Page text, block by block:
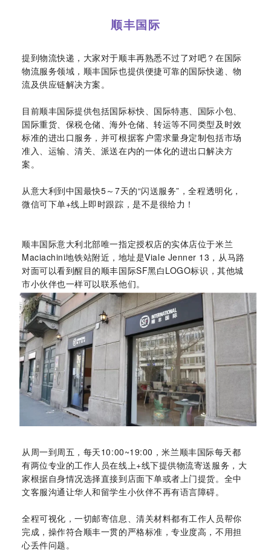
顺丰国际
提到物流快递，大家对于顺丰再熟悉不过了对吧？在国际
物流服务领域，顺丰国际也提供便捷可靠的国际快递、物
流及供应链解决方案。
目前顺丰国际提供包括国际标快、国际特惠、国际小包、
国际重货、保税仓储、海外仓储、转运等不同类型及时效
标准的进出口服务，并可根据客户需求量身定制包括市场
准入、运输、清关、派送在内的一体化的进出口解决方
案。
从意大利到中国最快5～7天的“闪送服务”，全程透明化，
微信可下单+线上即时跟踪，是不是很给力！
顺丰国际意大利北部唯一指定授权店的实体店位于米兰
Maciachini地铁站附近，地址是Viale Jenner 13，从马路
对面可以看到醒目的顺丰国际SF黑白LOGO标识，其他城
市小伙伴也一样可以联系他们。
从周一到周五，每天10:00~19:00，米兰顺丰国际每天都
有两位专业的工作人员在线上+线下提供物流寄送服务，大
家根据自身情况选择直接到店面下单或者上门提货。全中
文客服沟通让华人和留学生小伙伴不再有语言障碍。
全程可视化，一切邮寄信息、清关材料都有工作人员帮你
完成，操作符合顺丰一贯的严格标准，专业度高，不用担
心丢件问题。